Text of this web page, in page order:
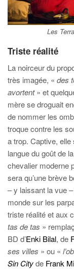
Les
Triste réalité
La noirceur du
très imagée, « des
avortent» et
mère se droguait
de nommer les
troque contre les
a trop. Captive, elle
langue du goût de
chevalier moderne
sera qu’une brève
– y laissant la vue
monde sur les
triste réalité et aux
tas de tas »
BD d’Enki Bilal, de
ses villes » ou «
Sin Cityde Frank